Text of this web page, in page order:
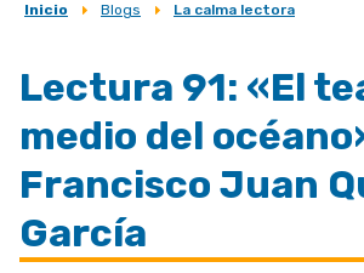
Sobrescribir
de
ayuda
a
la
navegación
Inicio Blogs La calma lectora
Lectura 91: «El
medio del
Francisco Juan
García